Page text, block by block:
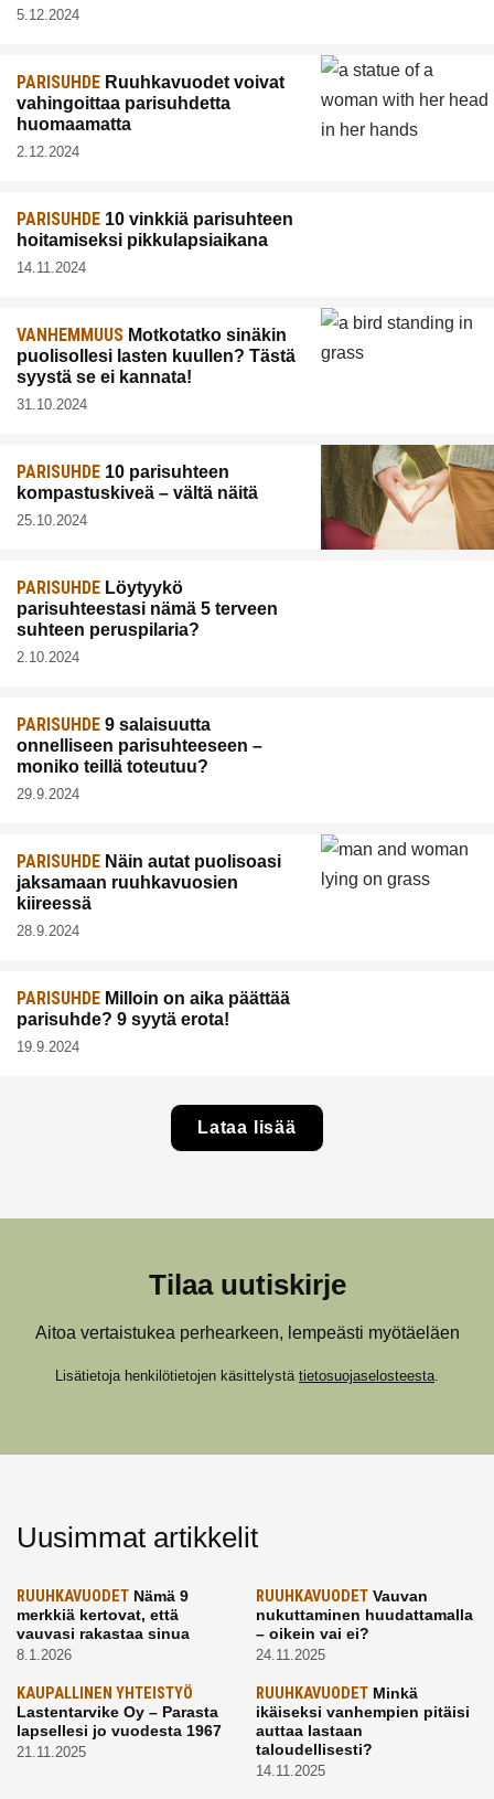
5.12.2024
PARISUHDE Ruuhkavuodet voivat
vahingoittaa parisuhdetta
huomaamatta
2.12.2024
PARISUHDE 10 vinkkiä parisuhteen
hoitamiseksi pikkulapsiaikana
14.11.2024
VANHEMMUUS Motkotatko sinäkin
puolisollesi lasten kuullen? Tästä
syystä se ei kannata!
31.10.2024
PARISUHDE 10 parisuhteen
kompastuskiveä – vältä näitä
25.10.2024
PARISUHDE Löytyykö
parisuhteestasi nämä 5 terveen
suhteen peruspilaria?
2.10.2024
PARISUHDE 9 salaisuutta
onnelliseen parisuhteeseen –
moniko teillä toteutuu?
29.9.2024
PARISUHDE Näin autat puolisoasi
jaksamaan ruuhkavuosien
kiireessä
28.9.2024
PARISUHDE Milloin on aika päättää
parisuhde? 9 syytä erota!
19.9.2024
Lataa lisää
Tilaa uutiskirje
Aitoa vertaistukea perhearkeen, lempeästi myötäeläen
Lisätietoja henkilötietojen käsittelystä tietosuojaselosteesta.
Uusimmat artikkelit
RUUHKAVUODET Nämä 9
merkkiä kertovat, että
vauvasi rakastaa sinua
8.1.2026
RUUHKAVUODETVauvan
nukuttaminen huudattamalla
– oikein vai ei?
24.11.2025
KAUPALLINEN YHTEISTYÖ
Lastentarvike Oy – Parasta
lapsellesi jo vuodesta 1967
21.11.2025
RUUHKAVUODETMinkä
ikäiseksi vanhempien pitäisi
auttaa lastaan
taloudellisesti?
14.11.2025